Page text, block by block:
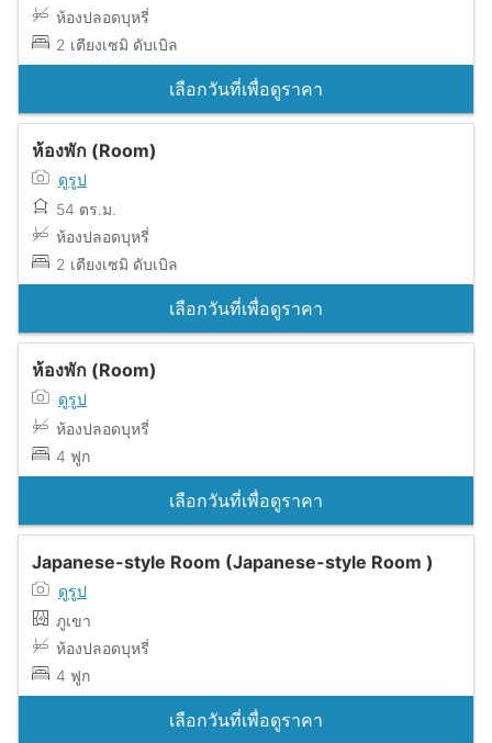
ห้องปลอดบุหรี่
2 เตียงเซมิ ดับเบิล
เลือกวันที่เพื่อดูราคา
ห้องพัก (Room)
ดูรูป
54 ตร.ม.
ห้องปลอดบุหรี่
2 เตียงเซมิ ดับเบิล
เลือกวันที่เพื่อดูราคา
ห้องพัก (Room)
ดูรูป
ห้องปลอดบุหรี่
4 ฟูก
เลือกวันที่เพื่อดูราคา
Japanese-style Room (Japanese-style Room )
ดูรูป
ภูเขา
ห้องปลอดบุหรี่
4 ฟูก
เลือกวันที่เพื่อดูราคา